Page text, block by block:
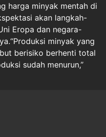
harga minyak mentah di
akan langkah-
Eropa dan negara-
minyak yang
berisiko berhenti total
sudah menurun,”